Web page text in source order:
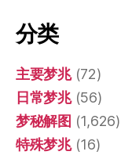
分类
主要梦兆(72)
日常梦兆(56)
梦秘解图 (1,626)
特殊梦兆(16)